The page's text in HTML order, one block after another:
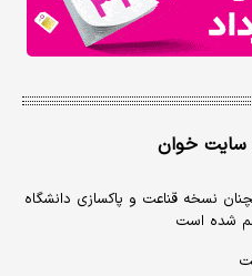
سایت خوان
نسخه قناعت و پاکسازی دانشگاه
شده است